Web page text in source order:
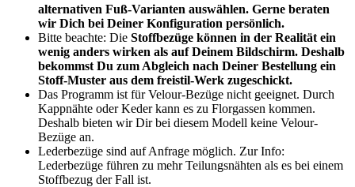
alternativen Fuß-Varianten auswählen. Gerne beraten
wir Dich bei Deiner Konfiguration persönlich.
Bitte beachte: Die Stoffbezüge können in der Realität ein
wenig anders wirken als auf Deinem Bildschirm. Deshalb
bekommst Du zum Abgleich nach Deiner Bestellung ein
Stoff-Muster aus dem freistil-Werk zugeschickt.
Das Programm ist für Velour-Bezüge nicht geeignet. Durch
Kappnähte oder Keder kann es zu Florgassen kommen.
Deshalb bieten wir Dir bei diesem Modell keine Velour-
Bezüge an.
Lederbezüge sind auf Anfrage möglich. Zur Info:
Lederbezüge führen zu mehr Teilungsnähten als es bei einem
Stoffbezug der Fall ist.